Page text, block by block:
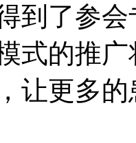
到了参
式的推
让更多